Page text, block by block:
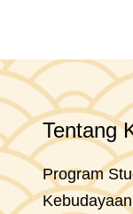
Tentang
Program